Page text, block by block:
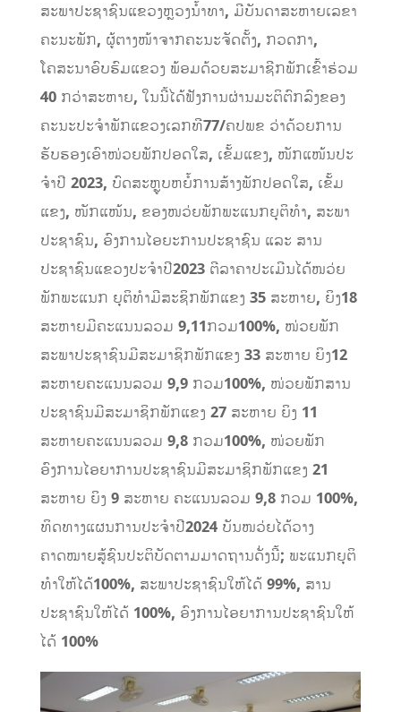
ສະພາປະຊາຊົນແຂວງຫຼວງນໍ້າທາ, ມີບັນດາສະຫາຍເລຂາ
ຄະນະພັກ, ຜູ້ຕາງໜ້າຈາກຄະນະຈັດຕັ້ງ, ກວດກາ,
ໂຄສະນາອົບຮົມແຂວງ ພ້ອມດ້ວຍສະມາຊີກພັກເຂົ້າຮ່ວມ
40 ກວ່າສະຫາຍ, ໃນນີ້ໄດ້ຟັງການຜ່ານມະຕິຕົກລົງຂອງ
ຄະນະປະຈໍາພັກແຂວງເລກທີ77/ຄປພຂ ວ່າດ້ວຍການ
ຮັບຮອງເອົາໜ່ວຍພັກປອດໃສ, ເຂັ້ມແຂງ, ໜັກແໜ້ນປະ
ຈໍາປີ 2023, ບົດສະຫຼູບຫຍໍ້ການສ້າງພັກປອດໃສ, ເຂັ້ມ
ແຂງ, ໜັກແໜ້ນ, ຂອງໜວ່ຍພັກພະແນກຍຸຕິທໍາ, ສະພາ
ປະຊາຊົນ, ອົງການໄອຍະການປະຊາຊົນ ແລະ ສານ
ປະຊາຊົນແຂວງປະຈໍາປີ2023 ຕີລາຄາປະເມີນໄດ້ໜວ່ຍ
ພັກພະແນກ ຍຸຕິທໍາມີສະຊິກພັກແຂງ 35 ສະຫາຍ, ຍິງ18
ສະຫາຍມີຄະແນນລວມ 9,11ກວມ100%, ໜ່ວຍພັກ
ສະພາປະຊາຊົນມີສະມາຊິກພັກແຂງ 33 ສະຫາຍ ຍິງ12
ສະຫາຍຄະແນນລວມ 9,9 ກວມ100%, ໜ່ວຍພັກສານ
ປະຊາຊົນມີສະມາຊິກພັກແຂງ 27 ສະຫາຍ ຍິງ 11
ສະຫາຍຄະແນນລວມ 9,8 ກວມ100%, ໜ່ວຍພັກ
ອົງການໄອຍາການປະຊາຊົນມີສະມາຊິກພັກແຂງ 21
ສະຫາຍ ຍິງ 9 ສະຫາຍ ຄະແນນລວມ 9,8 ກວມ 100%,
ທິດທາງແຜນການປະຈໍາປີ2024 ບັນໜວ່ຍໄດ້ວາງ
ຄາດໝາຍສູ້ຊົນປະຕິບັດຕາມມາດຖານດັ່ງນີ້; ພະແນກຍຸຕິ
ທໍາໃຫ້ໄດ້100%, ສະພາປະຊາຊົນໃຫ້ໄດ້ 99%, ສານ
ປະຊາຊົນໃຫ້ໄດ້ 100%, ອົງການໄອຍາການປະຊາຊົນໃຫ້
ໄດ້ 100%